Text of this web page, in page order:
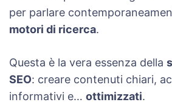
per parlare
motori di ricerca.
Questa è la vera essenza della
SEO: creare contenuti chiari,
informativi e… ottimizzati.